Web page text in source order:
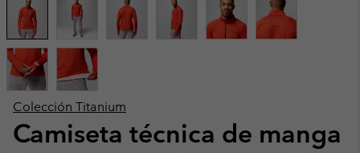
Colección Titanium
Camiseta técnica de manga